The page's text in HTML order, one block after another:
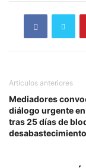
Artículos anteriores
Mediadores
diálogo urgente
tras 25 días de
desabastecimiento